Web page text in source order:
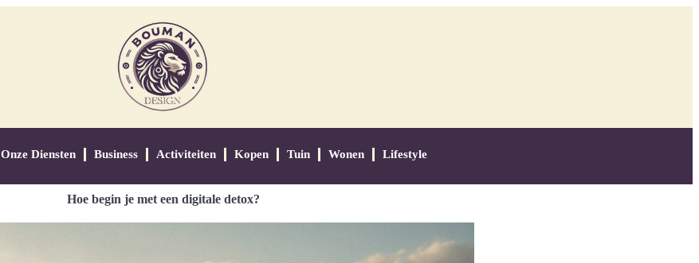
Onze Diensten Business Activiteiten Kopen Tuin Wonen Lifestyle
Hoe begin je met een digitale detox?